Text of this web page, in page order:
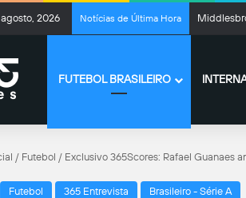
2026 Notícias de Última Hora Veja
FUTEBOL BRASILEIRO
/ Futebol / Exclusivo 365Scores: Rafael Guanaes
Futebol 365 Entrevista Brasileiro - Série A